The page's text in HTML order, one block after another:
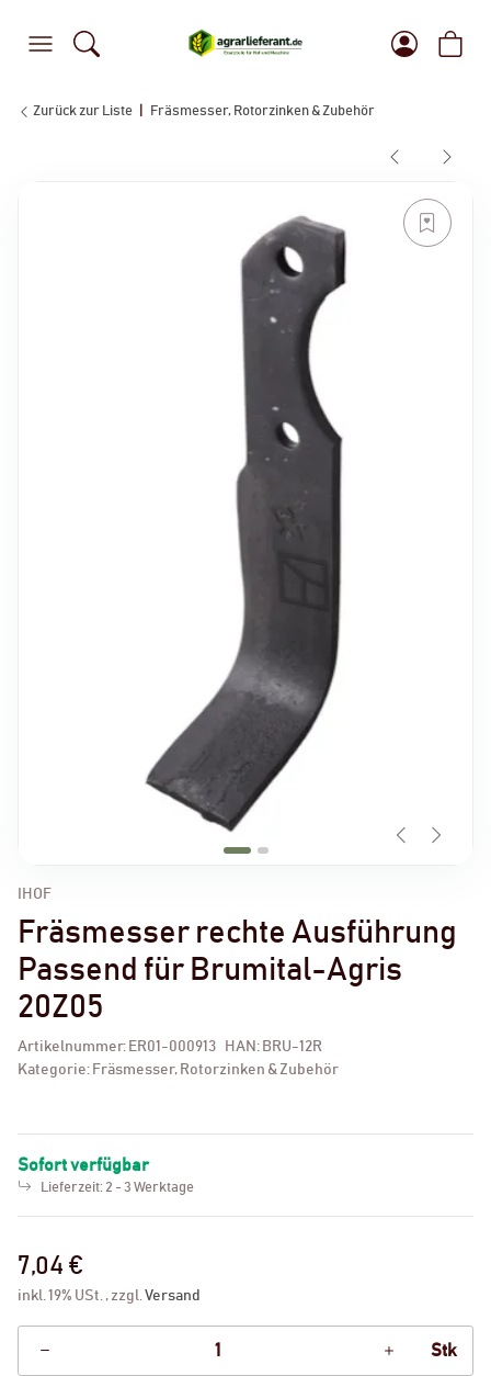
Zurück zur Liste Fräsmesser, Rotorzinken & Zubehör
IHOF
Fräsmesser rechte Ausführung
Passend für Brumital-Agris
20Z05
Artikelnummer: ER01-000913 HAN: BRU-12R
Kategorie: Fräsmesser, Rotorzinken & Zubehör
Sofort verfügbar
Lieferzeit: 2 - 3 Werktage
7,04 €
inkl. 19% USt. , zzgl. Versand
Stk